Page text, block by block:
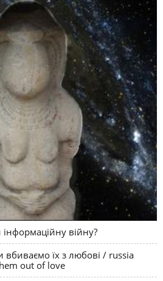
війну?
вбиваємо їх з любові / russia
out of love